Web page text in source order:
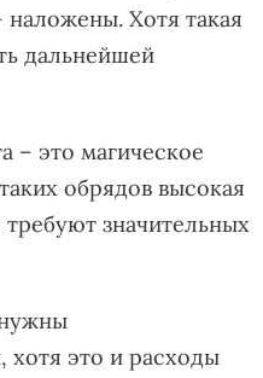
Хотя такая
дальнейшей
– это магическое
обрядов высокая
значительных
это и расходы